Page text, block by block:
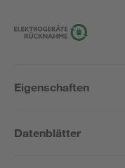
Eigenschaften
Datenblätter